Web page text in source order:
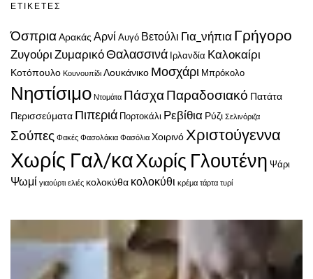
ΕΤΙΚΈΤΕΣ
ΌσπριαΑρακάς ΑρνίΑυγό Βετούλι Για_νήπιαΓρήγορο
ΖυγούριΖυμαρικόΘαλασσινά Ιρλανδία Καλοκαίρι
Κοτόπουλο Κουνουπίδι Λουκάνικο Μοσχάρι Μπρόκολο
Νηστίσιμο Ντομάτα ΠάσχαΠαραδοσιακό Πατάτα
Περισσεύματα Πιπεριά Πορτοκάλι Ρεβίθια Ρύζι Σελινόριζα
Σούπες Φακές Φασολάκια Φασόλια Χοιρινό Χριστούγεννα
Χωρίς Γαλ/καΧωρίς Γλουτένη Ψάρι
Ψωμί γιαούρτι ελιές κολοκύθα κολοκύθι κρέμα τάρτα τυρί